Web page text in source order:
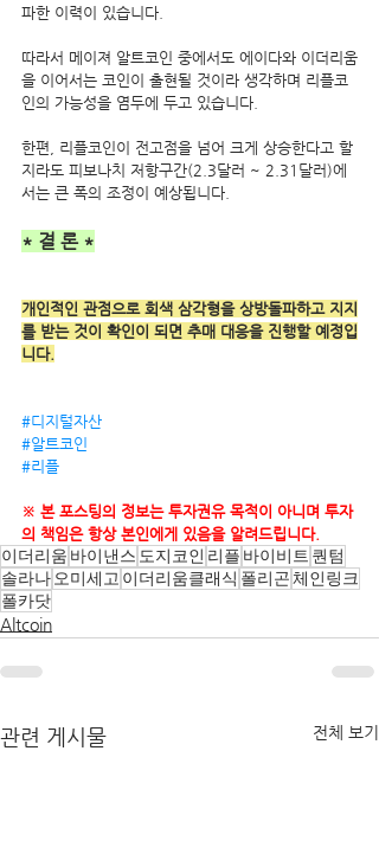
파한 이력이 있습니다.
따라서 메이져 알트코인 중에서도 에이다와 이더리움
을 이어서는 코인이 출현될 것이라 생각하며 리플코
인의 가능성을 염두에 두고 있습니다.
한편, 리플코인이 전고점을 넘어 크게 상승한다고 할
지라도 피보나치 저항구간(2.3달러 ~ 2.31달러)에
서는 큰 폭의 조정이 예상됩니다.
* 결 론 *
개인적인 관점으로 회색 삼각형을 상방돌파하고 지지
를 받는 것이 확인이 되면 추매 대응을 진행할 예정입
니다.
#디지털자산
#알트코인
#리플
※ 본 포스팅의 정보는 투자권유 목적이 아니며 투자
의 책임은 항상 본인에게 있음을 알려드립니다.
이더리움 바이낸스 도지코인 리플 바이비트 퀀텀
솔라나오미세고 이더리움클래식 폴리곤체인링크
폴카닷
Altcoin
관련 게시물 전체 보기